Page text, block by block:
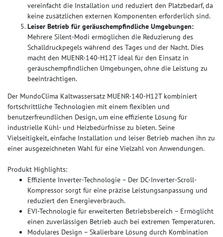
vereinfacht die Installation und reduziert den Platzbedarf, da
keine zusätzlichen externen Komponenten erforderlich sind.
Leiser Betrieb für geräuschempfindliche Umgebungen:
Mehrere Silent-Modi ermöglichen die Reduzierung des
Schalldruckpegels während des Tages und der Nacht. Dies
macht den MUENR-140-H12T ideal für den Einsatz in
geräuschempfindlichen Umgebungen, ohne die Leistung zu
beeinträchtigen.
Der MundoClima Kaltwassersatz MUENR-140-H12T kombiniert
fortschrittliche Technologien mit einem flexiblen und
benutzerfreundlichen Design, um eine effiziente Lösung für
industrielle Kühl- und Heizbedürfnisse zu bieten. Seine
Vielseitigkeit, einfache Installation und leiser Betrieb machen ihn zu
einer ausgezeichneten Wahl für eine Vielzahl von Anwendungen.
Produkt Highlights:
Effiziente Inverter-Technologie – Der DC-Inverter-Scroll-
Kompressor sorgt für eine präzise Leistungsanpassung und
reduziert den Energieverbrauch.
EVI-Technologie für erweiterten Betriebsbereich – Ermöglicht
einen zuverlässigen Betrieb auch bei extremen Temperaturen.
Modulares Design – Skalierbare Lösung durch Kombination